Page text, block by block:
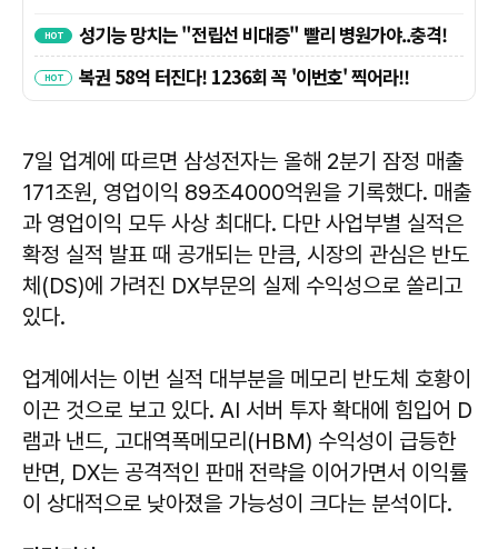
7일 업계에 따르면 삼성전자는 올해 2분기 잠정 매출
171조원, 영업이익 89조4000억원을 기록했다. 매출
과 영업이익 모두 사상 최대다. 다만 사업부별 실적은
확정 실적 발표 때 공개되는 만큼, 시장의 관심은 반도
체(DS)에 가려진 DX부문의 실제 수익성으로 쏠리고
있다.
업계에서는 이번 실적 대부분을 메모리 반도체 호황이
이끈 것으로 보고 있다. AI 서버 투자 확대에 힘입어 D
램과 낸드, 고대역폭메모리(HBM) 수익성이 급등한
반면, DX는 공격적인 판매 전략을 이어가면서 이익률
이 상대적으로 낮아졌을 가능성이 크다는 분석이다.